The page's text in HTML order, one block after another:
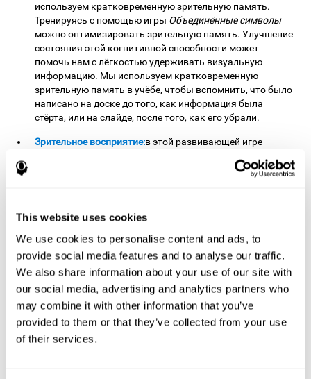
This website uses cookies
We use cookies to personalise content and ads, to
provide social media features and to analyse our traffic.
We also share information about your use of our site with
our social media, advertising and analytics partners who
may combine it with other information that you’ve
provided to them or that they’ve collected from your use
of their services.
используем кратковременную зрительную память.
Тренируясь с помощью игры Объединённые символы
можно оптимизировать зрительную память. Улучшение
состояния этой когнитивной способности может
помочь нам с лёгкостью удерживать визуальную
информацию. Мы используем кратковременную
зрительную память в учёбе, чтобы вспомнить, что было
написано на доске до того, как информация была
стёрта, или на слайде, после того, как его убрали.
Зрительное восприятие:в этой развивающей игре
их с другими. Повторяя это упражнение для мозга,
выделить релевантные детали информации,
поступающей в наши глаза. Эта способность
необходима для чтения и понимания текстов.
Распознавание:игра "Объединённые символы" состоит
из двух этапов. Первый этап - это обучение, на котором
мы должны запомнить все появляющиеся стимулы.
Через несколько секунд начинается второй этап - этап
распознавания. На втором этапе нам нужно распознать
совокупность представленных на первом этапе
стимулов, однако в данном случае эти стимулы будут